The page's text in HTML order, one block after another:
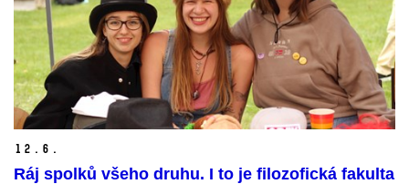
12. 6.
Ráj spolků všeho druhu. I to je filozofická fakulta